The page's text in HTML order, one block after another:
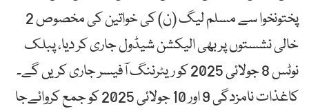
پختونخوا سے مسلم لیگ (ن) کی خواتین کی مخصوص 2
خالی نشستوں پر بھی الیکشن شیڈول جاری کر دیا، پبلک
نوٹس 8 جولائی 2025 کو ریٹرننگ آفیسر جاری کریں گے۔
کاغذات نامزدگی 9 اور 10 جولائی 2025 کو جمع کروائےجا